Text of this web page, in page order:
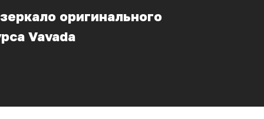
оригинального
Vavada